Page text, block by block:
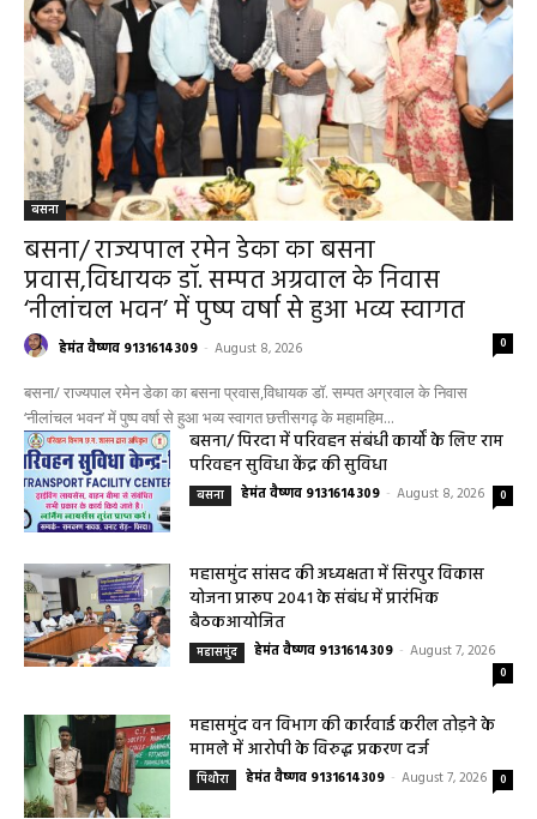
बसना
बसना/ राज्यपाल रमेन डेका का बसना
प्रवास,विधायक डॉ. सम्पत अग्रवाल के निवास
‘नीलांचल भवन’ में पुष्प वर्षा से हुआ भव्य स्वागत
हेमंत वैष्णव 9131614309 - August 8, 2026
बसना/ राज्यपाल रमेन डेका का बसना प्रवास,विधायक डॉ. सम्पत अग्रवाल के निवास
‘नीलांचल भवन’ में पुष्प वर्षा से हुआ भव्य स्वागत छत्तीसगढ़ के महामहिम...
बसना हेमंत वैष्णव 9131614309 - August 8, 2026
महासमुंद सांसद की अध्यक्षता में सिरपुर विकास
बैठकआयोजित
महासमुंद हेमंत वैष्णव 9131614309 - August 7, 2026